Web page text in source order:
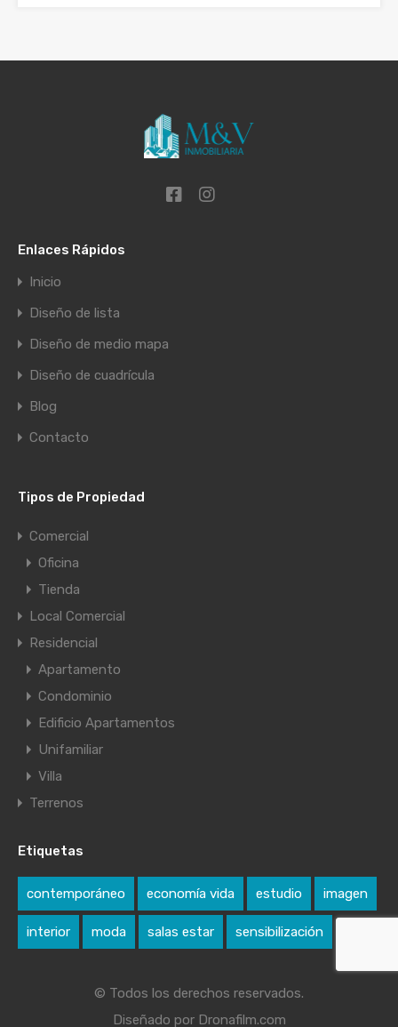
Enlaces Rápidos
Inicio
Diseño de lista
Diseño de medio mapa
Diseño de cuadrícula
Blog
Contacto
Tipos de Propiedad
Comercial
Oficina
Tienda
Local Comercial
Residencial
Apartamento
Condominio
Edificio Apartamentos
Unifamiliar
Villa
Terrenos
Etiquetas
contemporáneo economía vida estudio imagen
interior moda salas estar sensibilización
© Todos los derechos reservados.
Diseñado por Dronafilm.com